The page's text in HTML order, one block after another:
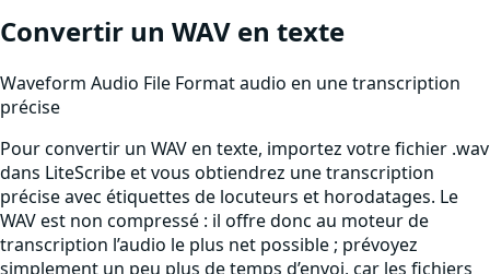
Convertir un WAV en texte
Waveform Audio File Formataudio en une transcription
précise
Pour convertir un WAV en texte, importez votre fichier .wav
dans LiteScribe et vous obtiendrez une transcription
précise avec étiquettes de locuteurs et horodatages. Le
WAV est non compressé : il offre donc au moteur de
transcription l’audio le plus net possible ; prévoyez
simplement un peu plus de temps d’envoi, car les fichiers